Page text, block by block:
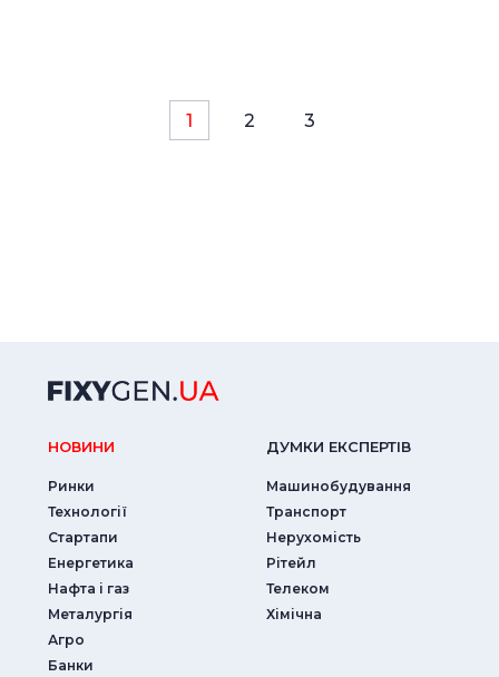
1 2 3
НОВИНИ
Ринки
Технології
Стартапи
Енергетика
Нафта і газ
Металургія
Агро
Банки
ДУМКИ ЕКСПЕРТIВ
Машинобудування
Транспорт
Нерухомість
Рітейл
Телеком
Хімічна